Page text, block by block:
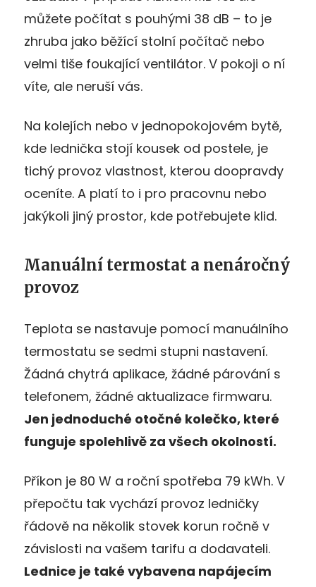
můžete počítat s pouhými 38 dB – to je
zhruba jako běžící stolní počítač nebo
velmi tiše foukající ventilátor. V pokoji o ní
víte, ale neruší vás.
Na kolejích nebo v jednopokojovém bytě,
kde lednička stojí kousek od postele, je
tichý provoz vlastnost, kterou doopravdy
oceníte. A platí to i pro pracovnu nebo
jakýkoli jiný prostor, kde potřebujete klid.
Manuální termostat a nenáročný
provoz
Teplota se nastavuje pomocí manuálního
termostatu se sedmi stupni nastavení.
Žádná chytrá aplikace, žádné párování s
telefonem, žádné aktualizace firmwaru.
Jen jednoduché otočné kolečko, které
funguje spolehlivě za všech okolností.
Příkon je 80 W a roční spotřeba 79 kWh. V
přepočtu tak vychází provoz ledničky
řádově na několik stovek korun ročně v
závislosti na vašem tarifu a dodavateli.
Lednice je také vybavena napájecím